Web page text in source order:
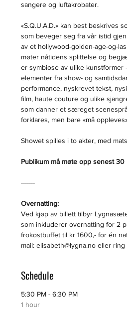
sangere og luftakrobater.
«S.Q.U.A.D.» kan best beskrives
som beveger seg fra vår istid
av et hollywood-golden-age-og-
møter nåtidens splittelse og
er symbiose av ulike kunstformer
elementer fra show- og
performance, nyskrevet tekst,
film, haute couture og ulike
som danner et særeget
forklares, men bare «må
Showet spilles i to akter, med
Publikum må møte opp senest
-------
Overnatting:
Ved kjøp av billett tilbyr
som inkluderer overnatting for 2
frokostbuffet til kr 1600,- for én
mail: elisabeth@lygna.no eller ring
Schedule
5:30 PM - 6:30 PM
1 hour